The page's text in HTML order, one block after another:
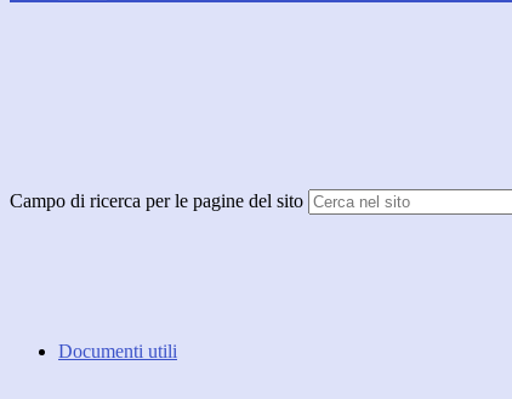
Campo di ricerca per le pagine del sito
Documenti utili